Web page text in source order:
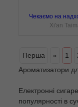
Чекаємо на
Xi'an
Перша « 1
Ароматизатори
Електронні
популярності в